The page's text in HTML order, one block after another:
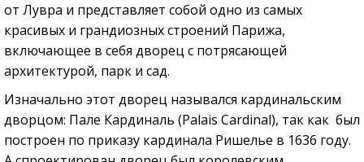
от Лувра и представляет собой одно из самых
красивых и грандиозных строений Парижа,
включающее в себя дворец с потрясающей
архитектурой, парк и сад.
Изначально этот дворец назывался кардинальским
дворцом: Пале Кардиналь (Palais Cardinal), так как был
построен по приказу кардинала Ришелье в 1636 году.